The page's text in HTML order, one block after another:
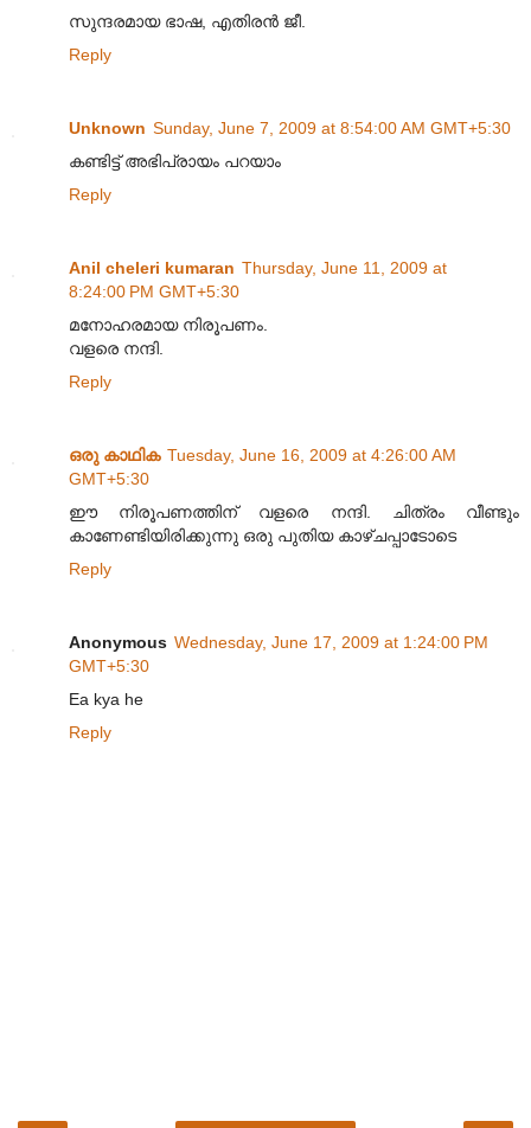
സുന്ദരമായ ഭാഷ, എതിരൻ ജീ.
Reply
Unknown Sunday, June 7, 2009 at 8:54:00 AM GMT+5:30
കണ്ടിട്ട് അഭിപ്രായം പറയാം
Reply
Anil cheleri kumaran Thursday, June 11, 2009 at
8:24:00 PM GMT+5:30
മനോഹരമായ നിരൂപണം.
വളരെ നന്ദി.
Reply
ഒരു കാഥിക Tuesday, June 16, 2009 at 4:26:00 AM
GMT+5:30
ഈ നിരൂപണത്തിന് വളരെ നന്ദി. ചിത്രം വീണ്ടും
കാണേണ്ടിയിരിക്കുന്നു ഒരു പുതിയ കാഴ്ചപ്പാടോടെ
Reply
Anonymous Wednesday, June 17, 2009 at 1:24:00 PM
GMT+5:30
Ea kya he
Reply